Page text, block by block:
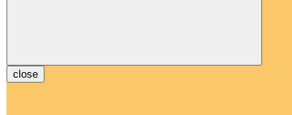
close